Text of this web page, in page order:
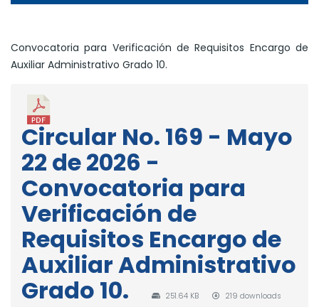
Convocatoria para Verificación de Requisitos Encargo de
Auxiliar Administrativo Grado 10.
Circular No. 169 - Mayo
22 de 2026 -
Convocatoria para
Verificación de
Requisitos Encargo de
Auxiliar Administrativo
Grado 10.
251.64 KB 219 downloads